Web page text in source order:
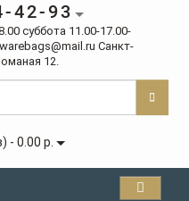
42-93
cуббота 11.00-17.00-
Санкт-
12.
- 0.00 р.